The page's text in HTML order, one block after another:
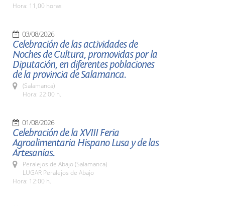
Hora: 11,00 horas
03/08/2026
Celebración de las actividades de
Noches de Cultura, promovidas por la
Diputación, en diferentes poblaciones
de la provincia de Salamanca.
(Salamanca)
Hora: 22:00 h.
01/08/2026
Celebración de la XVIII Feria
Agroalimentaria Hispano Lusa y de las
Artesanías.
Peralejos de Abajo (Salamanca)
LUGAR Peralejos de Abajo
Hora: 12:00 h.